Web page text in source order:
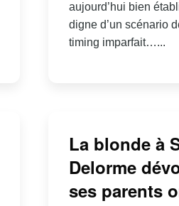
aujourd’hui bien
digne d’un scénario
timing imparfait…...
La blonde à
Delorme
ses parents